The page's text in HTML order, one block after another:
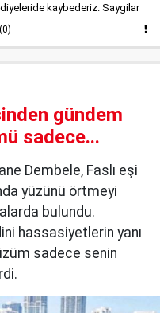
kaybederiz. Saygilar
(0)
gündem
sadece...
Dembele, Faslı eşi
yüzünü örtmeyi
bulundu.
hassasiyetlerin yanı
sadece senin